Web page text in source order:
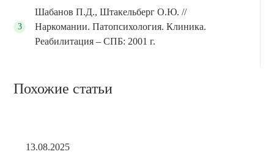
Шабанов П.Д., Штакельберг О.Ю. //
Наркомании. Патопсихология. Клиника.
Реабилитация – СПБ: 2001 г.
Похожие статьи
13.08.2025